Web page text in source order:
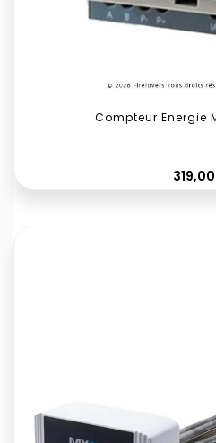
Compteur Energie